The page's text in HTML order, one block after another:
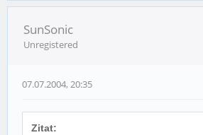
SunSonic
Unregistered
07.07.2004, 20:35
Zitat: